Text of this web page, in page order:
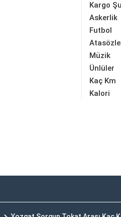
Kargo
Askerlik
Futbol
Müzik
Ünlüler
Kaç Km
Kalori